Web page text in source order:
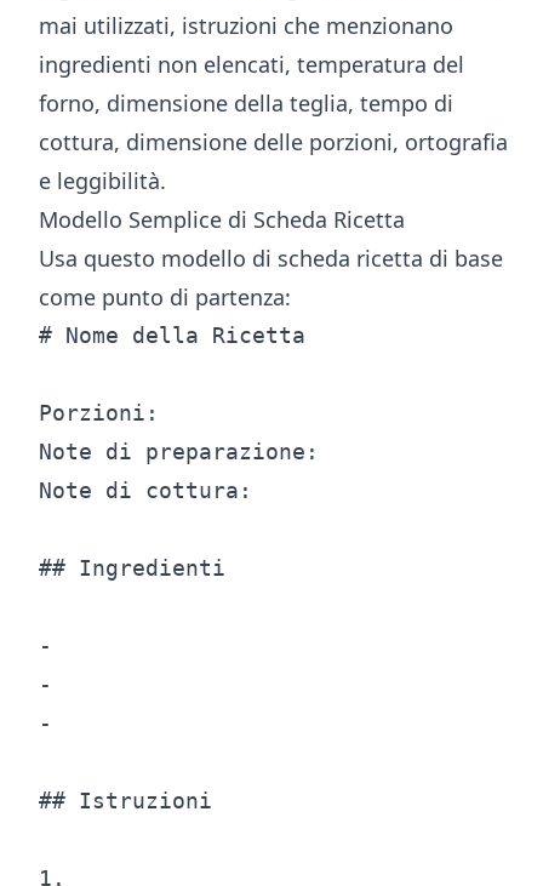
mai utilizzati, istruzioni che menzionano
ingredienti non elencati, temperatura del
forno, dimensione della teglia, tempo di
cottura, dimensione delle porzioni, ortografia
e leggibilità.
Modello Semplice di Scheda Ricetta
Usa questo modello di scheda ricetta di base
come punto di partenza:
# Nome della Ricetta
Porzioni:
Note di preparazione:
Note di cottura:
## Ingredienti
-
-
-
## Istruzioni
1.